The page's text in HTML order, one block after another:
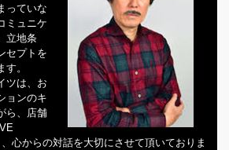
っていな
ミュニケ
立地条
セプトを
。
ツは、お
ョンのキ
ら、店舗
心からの対話を大切にさせて頂いておりま